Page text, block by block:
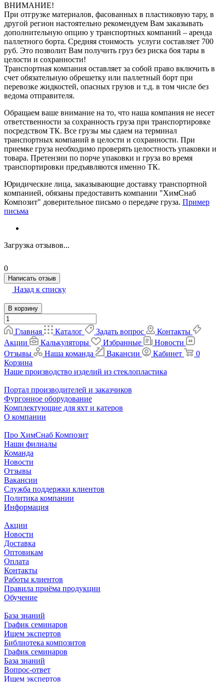
ВНИМАНИЕ!
При отгрузке материалов, фасованных в пластиковую тару, в
другой регион настоятельно рекомендуем Вам заказывать
дополнительную опцию у транспортных компаний – аренда
паллетного борта. Средняя стоимость услуги составляет 700
руб. Это позволит Вам получить груз без риска боя тары в
целости и сохранности!
Транспортная компания оставляет за собой право включить в
счет обязательную обрешетку или паллетный борт при
перевозке жидкостей, опасных грузов и т.д. в том числе без
ведома отправителя.
Обращаем ваше внимание на то, что наша компания не несет
ответственности за сохранность груза при транспортировке
посредством ТК. Все грузы мы сдаем на терминал
транспортных компаний в целости и сохранности. При
приемке груза необходимо проверять целостность упаковки и
товара. Претензии по порче упаковки и груза во время
транспортировки предъявляются именно ТК.
Юридические лица, заказывающие доставку транспортной
компанией, обязаны предоставить компании "ХимСнаб
Композит" доверительное письмо о передаче груза. Пример
письма
Загрузка отзывов...
0
Написать отзыв
Назад к списку
В корзину
Главная Каталог Задать вопрос
Контакты
Акции
Калькуляторы Избранные
Новости
Отзывы
Наша команда Вакансии Кабинет
0
Корзина
Наше производство изделий из стеклопластика
Портал производителей и заказчиков
Фургонное оборудование
Комплектующие для яхт и катеров
О компании
Про ХимСнаб Композит
Наши филиалы
Команда
Новости
Отзывы
Вакансии
Служба поддержки клиентов
Политика компании
Информация
Акции
Новости
Доставка
Оптовикам
Оплата
Контакты
Работы клиентов
Правила приёма продукции
Обучение
База знаний
График семинаров
Ищем экспертов
Библиотека композитов
График семинаров
База знаний
Вопрос-ответ
Ищем экспертов